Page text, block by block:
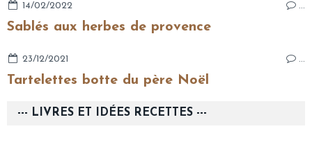
14/02/2022
Sablés aux herbes de provence
23/12/2021 …
Tartelettes botte du père Noël
--- LIVRES ET IDÉES RECETTES ---